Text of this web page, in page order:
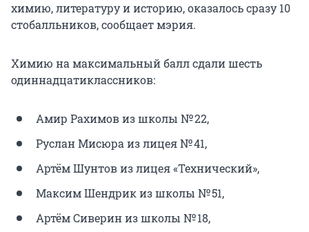
химию, литературу и историю, оказалось сразу 10
стобалльников, сообщает мэрия.
Химию на максимальный балл сдали шесть
одиннадцатиклассников:
Амир Рахимов из школы № 22,
Руслан Мисюра из лицея № 41,
Артём Шунтов из лицея «Технический»,
Максим Шендрик из школы № 51,
Артём Сиверин из школы № 18,